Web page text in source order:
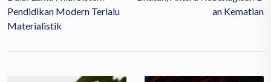
Pendidikan Modern Terlalu
Materialistik
An Kematian